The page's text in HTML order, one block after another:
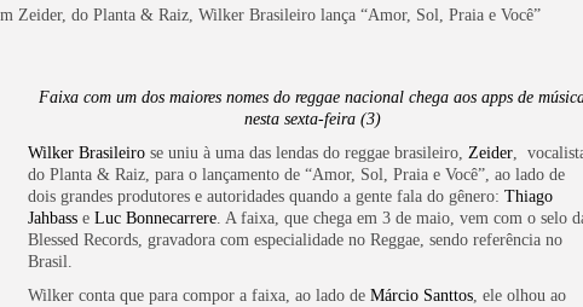
Faixa com um dos maiores nomes do reggae nacional chega aos apps de
nesta sexta-feira (3)
Wilker Brasileiro se uniu à uma das lendas do reggae brasileiro, Zeider,
do Planta & Raiz, para o lançamento de “Amor, Sol, Praia e Você”, ao lado de
dois grandes produtores e autoridades quando a gente fala do gênero: Thiago
Jahbass e Luc Bonnecarrere. A faixa, que chega em 3 de maio, vem com o selo
Blessed Records, gravadora com especialidade no Reggae, sendo referência no
Brasil.
Wilker conta que para compor a faixa, ao lado de Márcio Santtos, ele olhou ao